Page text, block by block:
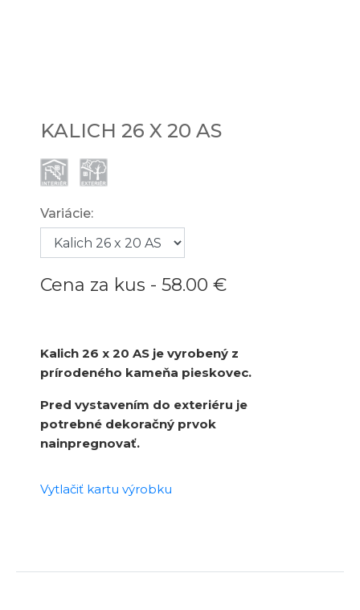
KALICH 26 X 20 AS
Variácie:
Cena za kus - 58.00 €
Kalich 26 x 20 AS je vyrobený z
prírodeného kameňa pieskovec.
Pred vystavením do exteriéru je
potrebné dekoračný prvok
nainpregnovať.
Vytlačiť kartu výrobku